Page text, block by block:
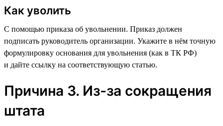
Как уволить
С помощью приказа об увольнении. Приказ должен
подписать руководитель организации. Укажите в нём точную
формулировку основания для увольнения (как в ТК РФ)
и дайте ссылку на соответствующую статью.
Причина 3. Из-за сокращения
штата